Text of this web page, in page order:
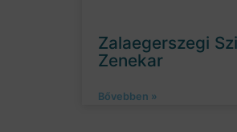
Zalaegerszegi
Zenekar
Bővebben »